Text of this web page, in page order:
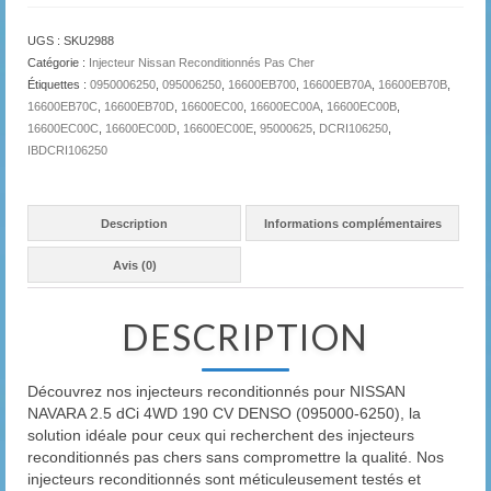
UGS : SKU2988
Catégorie : Injecteur Nissan Reconditionnés Pas Cher
Étiquettes : 0950006250 095006250 16600EB700 16600EB70A 16600EB70B
16600EB70C 16600EB70D 16600EC00 16600EC00A 16600EC00B
16600EC00C 16600EC00D 16600EC00E 95000625 DCRI106250
IBDCRI106250
Description Informations complémentaires
Avis (0)
DESCRIPTION
Découvrez nos injecteurs reconditionnés pour NISSAN
NAVARA 2.5 dCi 4WD 190 CV DENSO (095000-6250), la
solution idéale pour ceux qui recherchent des injecteurs
reconditionnés pas chers sans compromettre la qualité. Nos
injecteurs reconditionnés sont méticuleusement testés et